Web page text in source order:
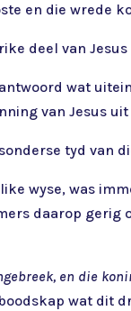
en die wrede
deel van
wat
van Jesus
tyd van
wyse, was
daarop
en die
wat dit